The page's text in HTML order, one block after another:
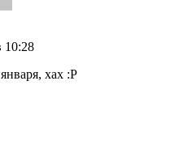
10:28
хах :Р